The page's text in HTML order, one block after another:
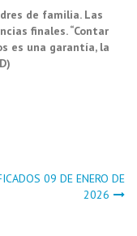
de familia. Las
finales. “Contar
es una garantía, la
09 DE ENERO DE
2026